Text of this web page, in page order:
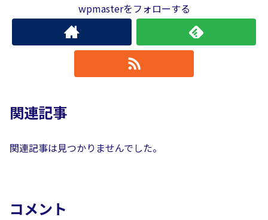
wpmasterをフォローする
関連記事
関連記事は見つかりませんでした。
コメント